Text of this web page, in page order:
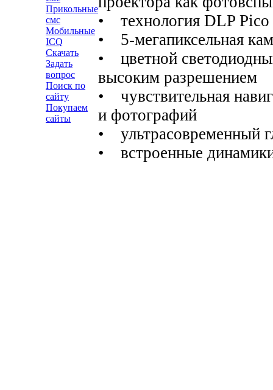
Прикольные
смс
Мобильные
ICQ
Скачать
Задать
вопрос
Поиск по
сайту
Покупаем
сайты
• технология DLP Pico
• 5-мегапиксельная
• цветной
высоким разрешением
• чувствительная
и фотографий
• ультрасовременный
• встроенные